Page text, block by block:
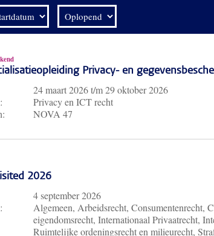
Privacy- en
24 maart 2026t/m29 oktober 2026
Privacy en ICT recht
NOVA 47
2026
4 september 2026
Algemeen, Arbeidsrecht, Consumentenrecht,
eigendomsrecht, Internationaal Privaatrecht,
Ruimtelijke ordeningsrecht en milieurecht,